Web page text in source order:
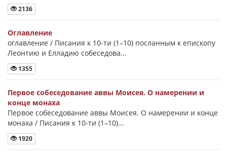
2136
Оглавление
оглавление / Писания к 10-ти (1–10) посланным к епископу
Леонтию и Елладию собеседова...
1355
Первое собеседование аввы Моисея. О намерении и
конце монаха
Первое собеседование аввы Моисея. О намерении и конце
монаха / Писания к 10-ти (1–10)...
1920